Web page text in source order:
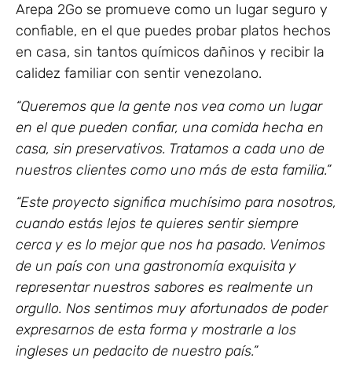
Arepa 2Go se promueve como un lugar seguro y
confiable, en el que puedes probar platos hechos
en casa, sin tantos químicos dañinos y recibir la
calidez familiar con sentir venezolano.
“Queremos que la gente nos vea como un lugar
en el que pueden confiar, una comida hecha en
casa, sin preservativos. Tratamos a cada uno de
nuestros clientes como uno más de esta familia.”
“Este proyecto significa muchísimo para nosotros,
cuando estás lejos te quieres sentir siempre
cerca y es lo mejor que nos ha pasado. Venimos
de un país con una gastronomía exquisita y
representar nuestros sabores es realmente un
orgullo. Nos sentimos muy afortunados de poder
expresarnos de esta forma y mostrarle a los
ingleses un pedacito de nuestro país.”